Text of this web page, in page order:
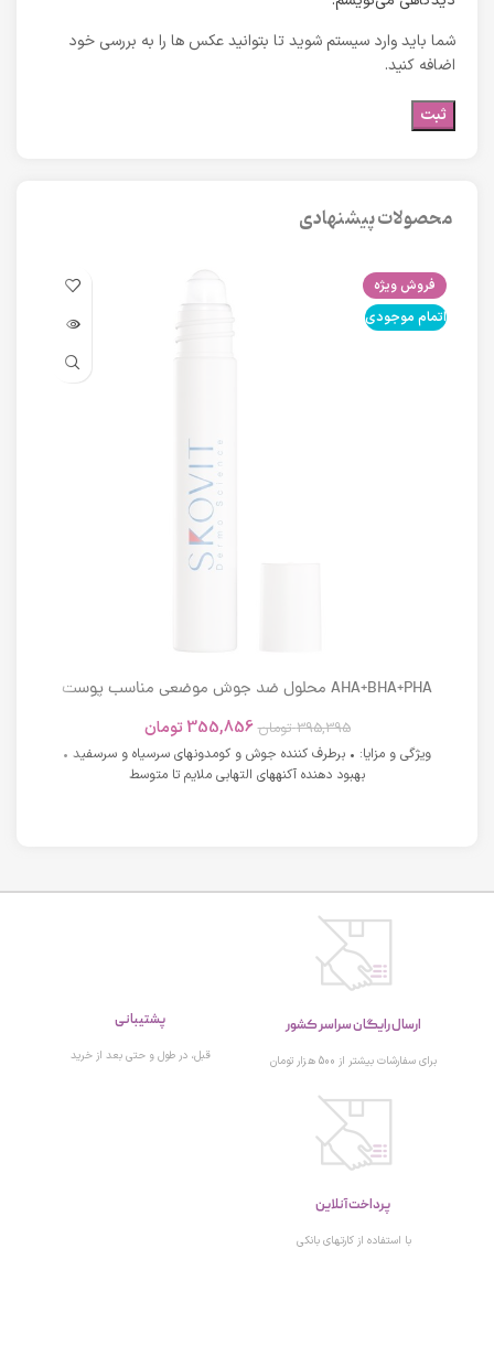
شما باید وارد سیستم شوید تا بتوانید عکس ها را به بررسی خود
اضافه کنید.
محصولات پیشنهادی
فروش ویژه
اتمام موجودی
AHA+BHA+PHA محلول ضد جوش موضعی مناسب پوست
395,395 تومان 355,856 تومان
ویژگی و مزایا: • برطرف کننده جوش و کومدونهای سرسیاه و سرسفید •
بهبود دهنده آکنههای التهابی ملایم تا متوسط
ارسال رایگان سراسر کشور
برای سفارشات بیشتر از 500 هزار تومان
پشتیبانی
قبل، در طول و حتی بعد از خرید
پرداخت آنلاین
با استفاده از کارتهای بانکی